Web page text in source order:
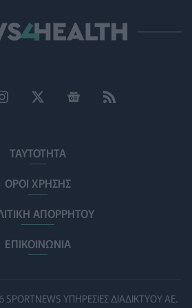
κατοικίδια! Οι επιστήμονες
μεταξύ διαφορετικών ειδών
την αιφνιδιαστική ένταξη του
φορές μεγαλύτερος ο κίνδυνος
επενδύει 250 εκατ. δολάρια
GLP-1 στους εργαζομένους
08/2026 - 13:00
ιό Δυτικού Νείλου: Στο
ΤΑΥΤΟΤΗΤΑ
ΟΡΟΙ ΧΡΗΣΗΣ
ΑΠΟΡΡΗΤΟΥ
ΕΠΙΚΟΙΝΩΝΙΑ
ΥΠΗΡΕΣΙΕΣ ΔΙΑΔΙΚΤΥΟΥ ΑΕ.